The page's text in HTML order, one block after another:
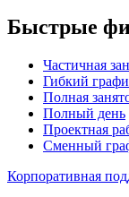
Быстрые
Частичная
Гибкий
Полная
Полный день
Проектная
Сменный
Корпоративная